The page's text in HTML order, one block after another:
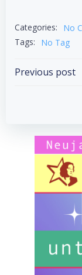
Categories:
No
Tags:
No Tag
Post
Previous post